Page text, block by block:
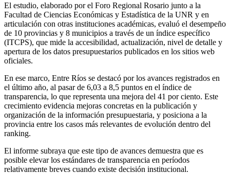
El estudio, elaborado por el Foro Regional Rosario junto a la
Facultad de Ciencias Económicas y Estadística de la UNR y en
articulación con otras instituciones académicas, evaluó el desempeño
de 10 provincias y 8 municipios a través de un índice específico
(ITCPS), que mide la accesibilidad, actualización, nivel de detalle y
apertura de los datos presupuestarios publicados en los sitios web
oficiales.
En ese marco, Entre Ríos se destacó por los avances registrados en
el último año, al pasar de 6,03 a 8,5 puntos en el índice de
transparencia, lo que representa una mejora del 41 por ciento. Este
crecimiento evidencia mejoras concretas en la publicación y
organización de la información presupuestaria, y posiciona a la
provincia entre los casos más relevantes de evolución dentro del
ranking.
El informe subraya que este tipo de avances demuestra que es
posible elevar los estándares de transparencia en períodos
relativamente breves cuando existe decisión institucional.